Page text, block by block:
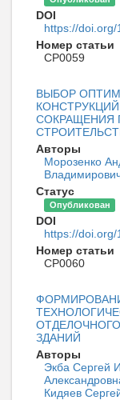
DOI
https://
Номер статьи
CP0059
ВЫБОР
СОКРАЩЕНИЯ
Авторы
Морозенко
Статус
Опубликован
DOI
https://
Номер статьи
CP0060
ЗДАНИЙ
Авторы
Экба Сергей
Кидяев